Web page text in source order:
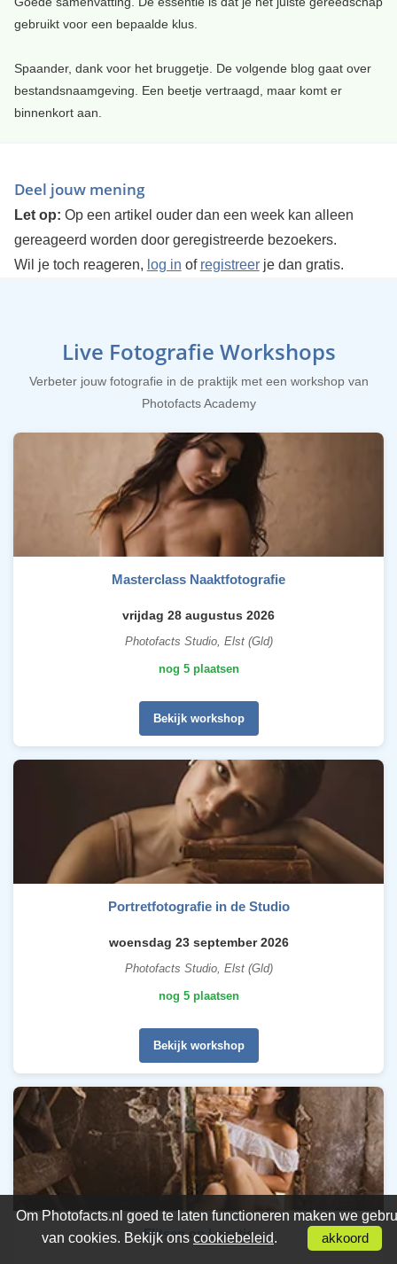
gebruikt voor een bepaalde klus.
Spaander, dank voor het bruggetje. De volgende blog gaat over
bestandsnaamgeving. Een beetje vertraagd, maar komt er
binnenkort aan.
Deel jouw mening
Let op: Op een artikel ouder dan een week kan alleen
gereageerd worden door geregistreerde bezoekers.
Wil je toch reageren, log in of registreerje dan gratis.
Live Fotografie Workshops
Verbeter jouw fotografie in de praktijk met een workshop van
Photofacts Academy
Masterclass Naaktfotografie
vrijdag 28 augustus 2026
Photofacts Studio, Elst (Gld)
nog 5 plaatsen
Bekijk workshop
Portretfotografie in de Studio
woensdag 23 september 2026
Photofacts Studio, Elst (Gld)
nog 5 plaatsen
Bekijk workshop
Flitsen op Locatie
Om Photofacts.nl goed te laten functioneren maken we
van cookies. Bekijk ons cookiebeleid. akkoord